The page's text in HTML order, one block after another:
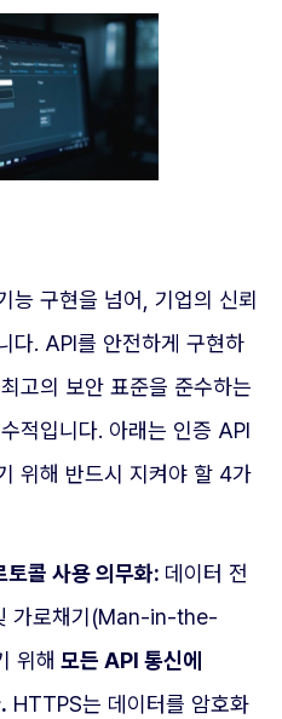
능 구현을 넘어, 기업의 신뢰
다. API를 안전하게 구현하
고의 보안 표준을 준수하는
적입니다. 아래는 인증 API
위해 반드시 지켜야 할 4가
콜 사용 의무화: 데이터 전
가로채기(Man-in-the-
위해 모든 API 통신에
HTTPS는 데이터를 암호화